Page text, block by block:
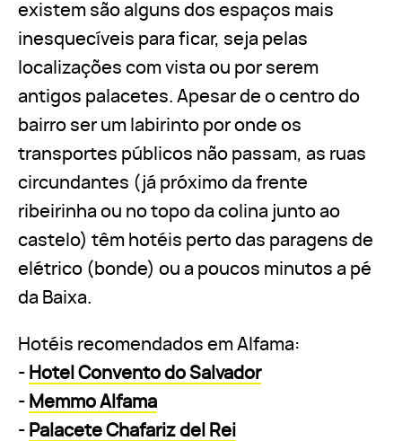
existem são alguns dos espaços mais
inesquecíveis para ficar, seja pelas
localizações com vista ou por serem
antigos palacetes. Apesar de o centro do
bairro ser um labirinto por onde os
transportes públicos não passam, as ruas
circundantes (já próximo da frente
ribeirinha ou no topo da colina junto ao
castelo) têm hotéis perto das paragens de
elétrico (bonde) ou a poucos minutos a pé
da Baixa.
Hotéis recomendados em Alfama:
- Hotel Convento do Salvador
- Memmo Alfama
- Palacete Chafariz del Rei